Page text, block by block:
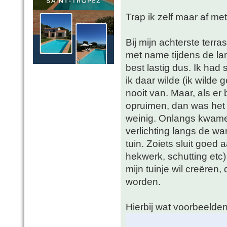
Trap ik zelf maar af
Bij mijn achterste
met name tijdens de
best lastig dus. Ik had
ik daar wilde (ik wilde
nooit van. Maar, als er
opruimen, dan was
weinig. Onlangs
verlichting langs de
tuin. Zoiets sluit goed
hekwerk, schutting
mijn tuinje wil creëren,
worden.
Hierbij wat